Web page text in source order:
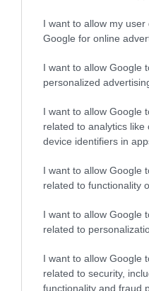
I want to allow my
Google for online
I want to allow Google
personalized
I want to allow Google
related to analytics like
device identifiers in
I want to allow Google
related to functionality
I want to allow Google
related to
I want to allow Google
related to security,
functionality and fraud
παλμοί και
Πότε πρέπει να
ΠΕΡΙΣΣΟΤΕΡΑ